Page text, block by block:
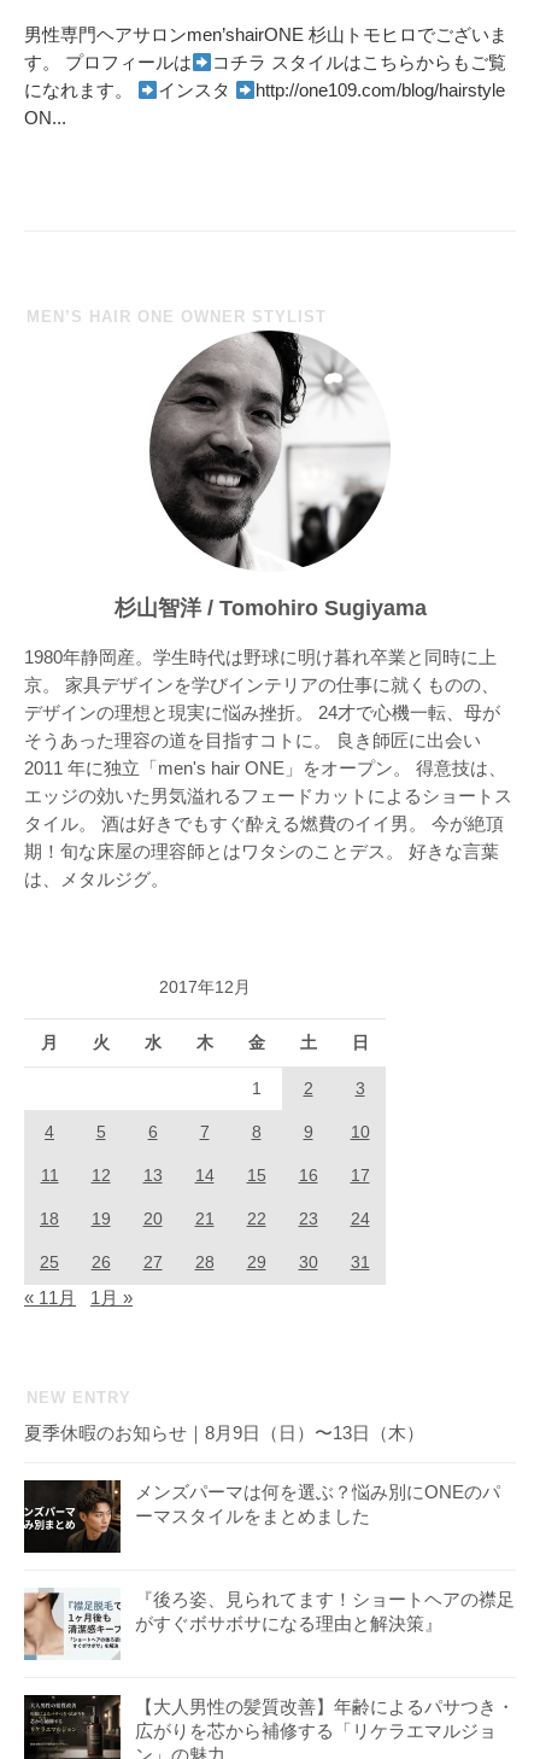
男性専門ヘアサロンmen’shairONE 杉山トモヒロでございま
す。 プロフィールは
コチラ スタイルはこちらからもご覧
になれます。
インスタ
http://one109.com/blog/hairstyle
ON...
MEN’S HAIR ONE OWNER STYLIST
杉山智洋 / Tomohiro Sugiyama
1980年静岡産。学生時代は野球に明け暮れ卒業と同時に上
京。 家具デザインを学びインテリアの仕事に就くものの、
デザインの理想と現実に悩み挫折。 24才で心機一転、母が
そうあった理容の道を目指すコトに。 良き師匠に出会い
2011 年に独立「men's hair ONE」をオープン。 得意技は、
エッジの効いた男気溢れるフェードカットによるショートス
タイル。 酒は好きでもすぐ酔える燃費のイイ男。 今が絶頂
期！旬な床屋の理容師とはワタシのことデス。 好きな言葉
は、メタルジグ。
2017年12月
月 火 水 木 金 土 日
1 2 3
4 5 6 7 8 9 10
11 12 13 14 15 16 17
18 19 20 21 22 23 24
25 26 27 28 29 30
31
« 11月
1月 »
NEW ENTRY
夏季休暇のお知らせ｜8月9日（日）〜13日（木）
メンズパーマは何を選ぶ？悩み別にONEのパ
ーマスタイルをまとめました
『後ろ姿、見られてます！ショートヘアの襟足
がすぐボサボサになる理由と解決策』
【大人男性の髪質改善】年齢によるパサつき・
広がりを芯から補修する「リケラエマルジョ